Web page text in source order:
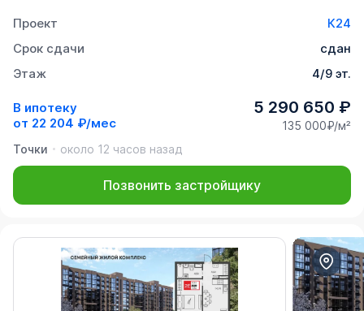
Проект
К24
Срок сдачи
сдан
Этаж
4/9 эт.
В ипотеку
от 22 204 ₽/мес
5 290 650 ₽
135 000₽/м²
Точки
около 12 часов назад
Позвонить застройщику